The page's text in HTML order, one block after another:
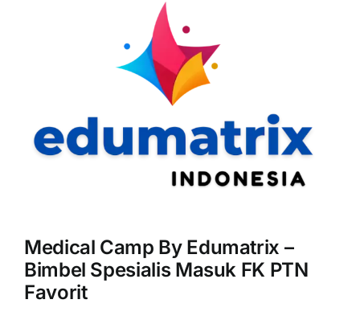
Medical Camp By Edumatrix –
Bimbel Spesialis Masuk FK PTN
Favorit